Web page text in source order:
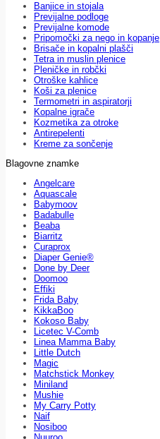
Banjice in stojala
Previjalne podloge
Previjalne komode
Pripomočki za nego in kopanje
Brisače in kopalni plašči
Tetra in muslin plenice
Pleničke in robčki
Otroške kahlice
Koši za plenice
Termometri in aspiratorji
Kopalne igrače
Kozmetika za otroke
Antirepelenti
Kreme za sončenje
Blagovne znamke
Angelcare
Aquascale
Babymoov
Badabulle
Beaba
Biarritz
Curaprox
Diaper Genie®
Done by Deer
Doomoo
Effiki
Frida Baby
KikkaBoo
Kokoso Baby
Licetec V-Comb
Linea Mamma Baby
Little Dutch
Magic
Matchstick Monkey
Miniland
Mushie
My Carry Potty
Naif
Nosiboo